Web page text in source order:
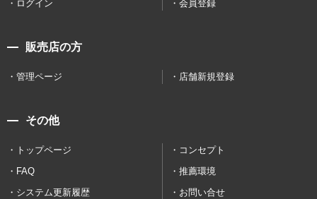
ログイン 会員登録
販売店の方
管理ページ 店舗新規登録
その他
トップページ
コンセプト
FAQ
推薦環境
システム更新履歴
お問い合せ